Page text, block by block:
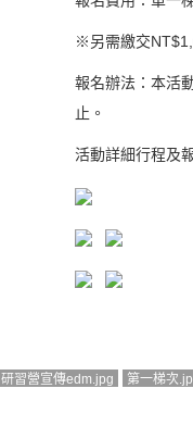
※另需繳交
報名辦法：本活
止。
活動詳細行程及
研習營宣傳edm.jpg 第一梯次